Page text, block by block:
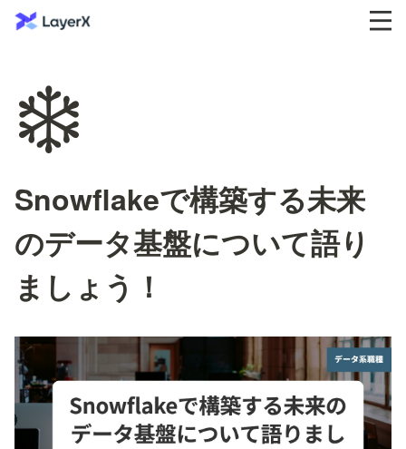
❄️
Snowflakeで構築する未来
のデータ基盤について語り
ましょう！